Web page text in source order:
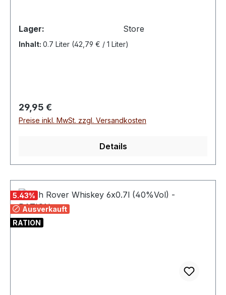
Lager: Store
Inhalt: 0.7 Liter (42,79 € / 1 Liter)
Regulärer Preis:
29,95 €
Preise inkl. MwSt. zzgl. Versandkosten
Details
5.43%
Ausverkauft
RATION